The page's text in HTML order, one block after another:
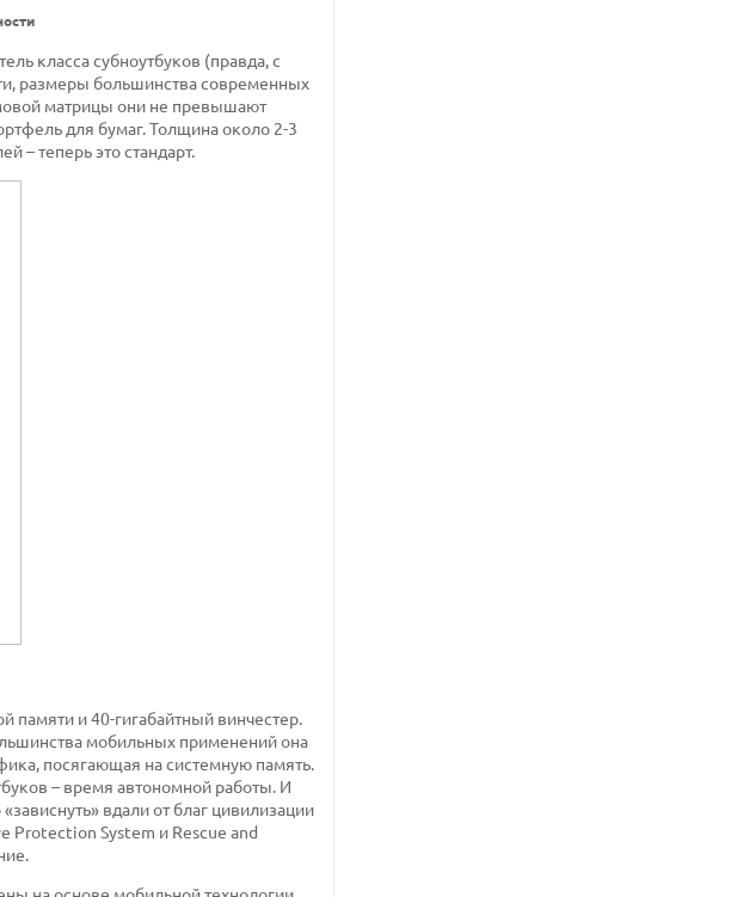
класса субноутбуков (правда, с
размеры большинства современных
матрицы они не превышают
для бумаг. Толщина около 2-3
– теперь это стандарт.
памяти и 40-гигабайтный винчестер.
мобильных применений она
посягающая на системную память.
– время автономной работы. И
вдали от благ цивилизации
Protection System и Rescue and